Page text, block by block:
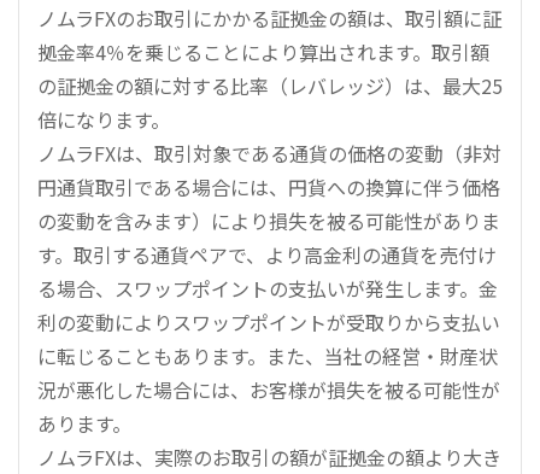
ノムラFXのお取引にかかる証拠金の額は、取引額に証
拠金率4％を乗じることにより算出されます。取引額
の証拠金の額に対する比率（レバレッジ）は、最大25
倍になります。
ノムラFXは、取引対象である通貨の価格の変動（非対
円通貨取引である場合には、円貨への換算に伴う価格
の変動を含みます）により損失を被る可能性がありま
す。取引する通貨ペアで、より高金利の通貨を売付け
る場合、スワップポイントの支払いが発生します。金
利の変動によりスワップポイントが受取りから支払い
に転じることもあります。また、当社の経営・財産状
況が悪化した場合には、お客様が損失を被る可能性が
あります。
ノムラFXは、実際のお取引の額が証拠金の額より大き